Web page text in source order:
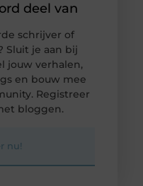
deel van
schrijver of
Sluit je aan bij
jouw verhalen,
en bouw mee
Registreer
bloggen.
nu!